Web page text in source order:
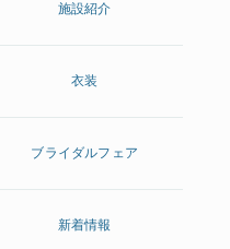
施設紹介
衣装
ブライダルフェア
新着情報